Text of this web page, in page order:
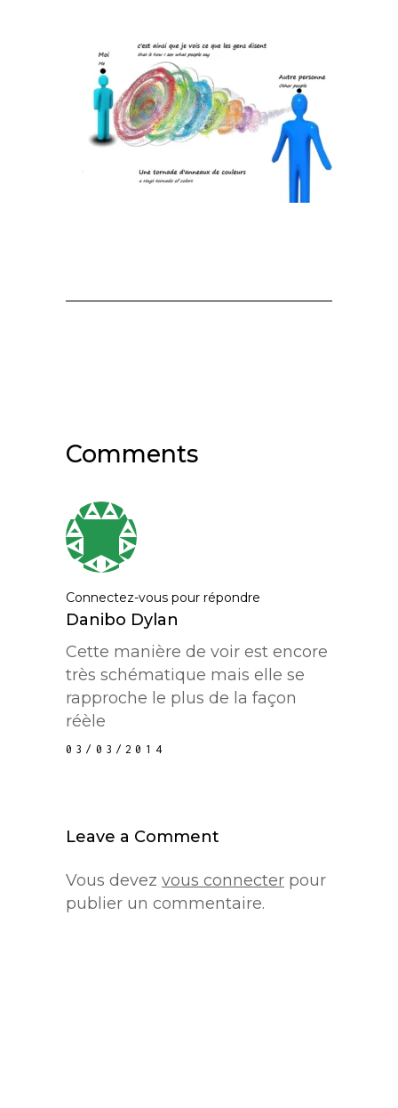
Comments
Connectez-vous pour répondre
Danibo Dylan
Cette manière de voir est encore
très schématique mais elle se
rapproche le plus de la façon
réèle
03/03/2014
Leave a Comment
Vous devez vous connecter pour
publier un commentaire.